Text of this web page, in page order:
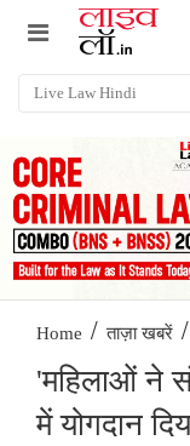
Home / ताज़ा खबरें /
'महिलाओं ने
में योगदान